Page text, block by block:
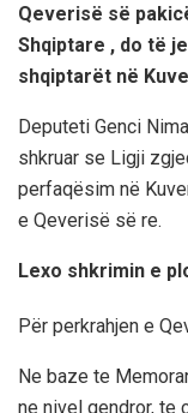
Qeverisë së
Shqiptare , do të
shqiptarët në
Deputeti Genci
shkruar se Ligji
perfaqësim në
e Qeverisë së re.
Lexo shkrimin e
Për perkrahjen e
Ne baze te
ne nivel qendror, te